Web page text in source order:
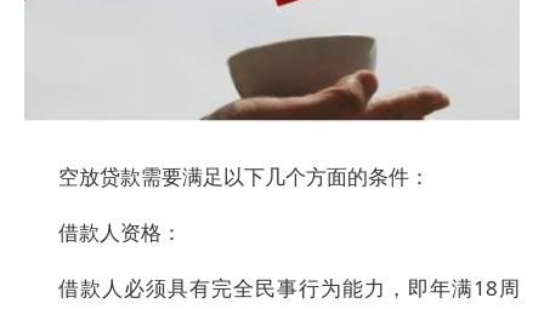
空放贷款需要满足以下几个方面的条件：
借款人资格：
借款人必须具有完全民事行为能力，即年满18周